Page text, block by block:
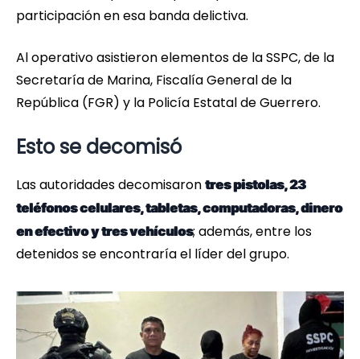
participación en esa banda delictiva.
Al operativo asistieron elementos de la SSPC, de la
Secretaría de Marina, Fiscalía General de la
República (FGR) y la Policía Estatal de Guerrero.
Esto se decomisó
Las autoridades decomisaron tres pistolas, 23
teléfonos celulares, tabletas, computadoras, dinero
en efectivo y tres vehículos; además, entre los
detenidos se encontraría el líder del grupo.